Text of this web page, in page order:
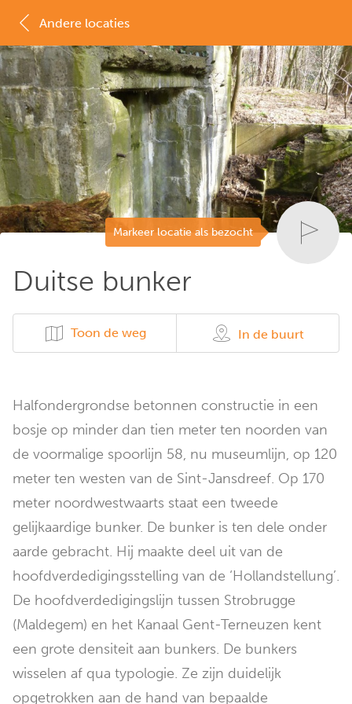
Markeer locatie als bezocht
Duitse bunker
Toon de weg In de buurt
Halfondergrondse betonnen constructie in een
bosje op minder dan tien meter ten noorden van
de voormalige spoorlijn 58, nu museumlijn, op 120
meter ten westen van de Sint-Jansdreef. Op 170
meter noordwestwaarts staat een tweede
gelijkaardige bunker. De bunker is ten dele onder
aarde gebracht. Hij maakte deel uit van de
hoofdverdedigingsstelling van de ‘Hollandstellung’.
De hoofdverdedigingslijn tussen Strobrugge
(Maldegem) en het Kanaal Gent-Terneuzen kent
een grote densiteit aan bunkers. De bunkers
wisselen af qua typologie. Ze zijn duidelijk
opgetrokken aan de hand van bepaalde
Andere locaties
MAP LIJST